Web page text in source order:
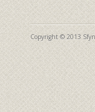
Copyright © 2013